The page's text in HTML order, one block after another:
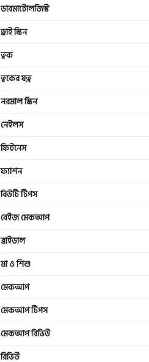
ডারমাটোলজিস্ট
ড্রাই স্কিন
ত্বক
ত্বকের যত্ন
নরমাল স্কিন
নেইলস
ফিটনেস
ফ্যাশন
বিউটি টিপস
বেইজ মেকআপ
ব্রাইডাল
মা ও শিশু
মেকআপ
মেকআপ টিপস
মেকআপ রিভিউ
রিভিউ